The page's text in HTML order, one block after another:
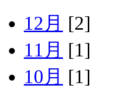
12月 [2]
11月 [1]
10月 [1]